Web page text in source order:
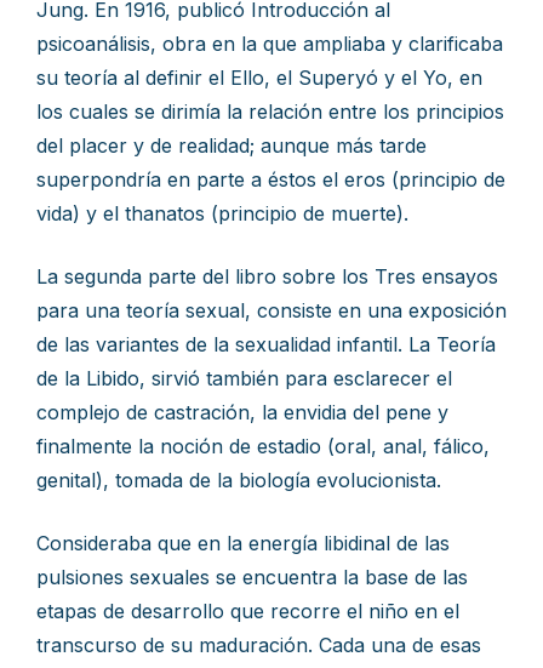
Jung. En 1916, publicó Introducción al
psicoanálisis, obra en la que ampliaba y clarificaba
su teoría al definir el Ello, el Superyó y el Yo, en
los cuales se dirimía la relación entre los principios
del placer y de realidad; aunque más tarde
superpondría en parte a éstos el eros (principio de
vida) y el thanatos (principio de muerte).
La segunda parte del libro sobre los Tres ensayos
para una teoría sexual, consiste en una exposición
de las variantes de la sexualidad infantil. La Teoría
de la Libido, sirvió también para esclarecer el
complejo de castración, la envidia del pene y
finalmente la noción de estadio (oral, anal, fálico,
genital), tomada de la biología evolucionista.
Consideraba que en la energía libidinal de las
pulsiones sexuales se encuentra la base de las
etapas de desarrollo que recorre el niño en el
transcurso de su maduración. Cada una de esas